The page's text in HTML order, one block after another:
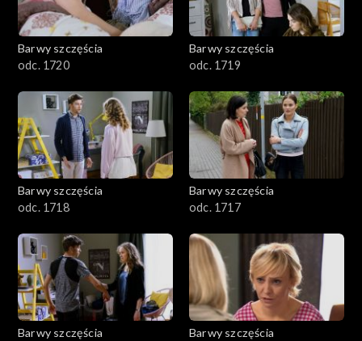
Barwy szczęścia
odc. 1720
Barwy szczęścia
odc. 1719
Barwy szczęścia
odc. 1718
Barwy szczęścia
odc. 1717
Barwy szczęścia
Barwy szczęścia